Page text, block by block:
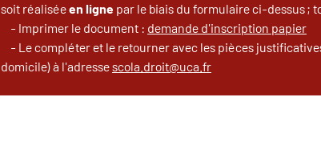
soit réaliséeen ligne par le biais du formulaire ci-dessus ;
- Imprimer le document : demande d'inscription papier
- Le compléter et le retourner avec les pièces
domicile) à l'adressescola.droit@uca.fr